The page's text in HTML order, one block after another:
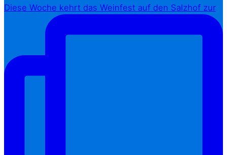
Diese Woche kehrt das Weinfest auf den Salzhof zur